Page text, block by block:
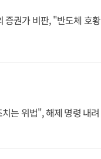
증권가 비판, "반도체 호황
는 위법", 해제 명령 내려